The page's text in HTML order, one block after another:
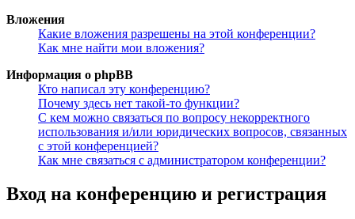
Вложения
Какие вложения разрешены на этой конференции?
Как мне найти мои вложения?
Информация о phpBB
Кто написал эту конференцию?
Почему здесь нет такой-то функции?
С кем можно связаться по вопросу некорректного
использования и/или юридических вопросов, связанных
с этой конференцией?
Как мне связаться с администратором конференции?
Вход на конференцию и регистрация